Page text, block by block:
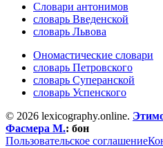
Словари антонимов
словарь Введенской
словарь Львова
Ономастические словари
словарь Петровского
словарь Суперанской
словарь Успенского
© 2026 lexicography.online.
Фасмера М.: бон
Пользовательское соглашение